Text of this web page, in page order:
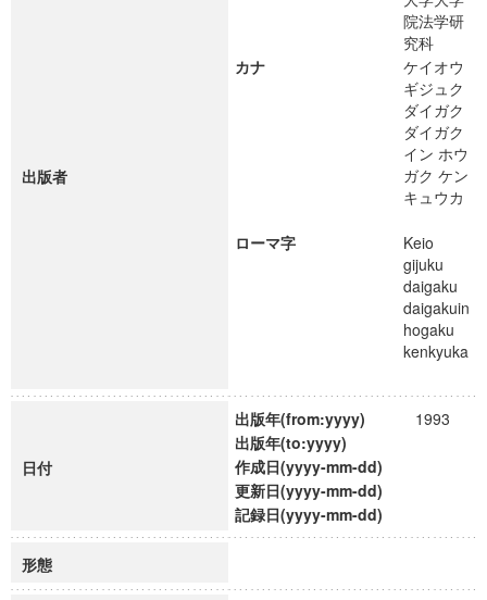
出版者
院法学研
究科
カナ
ケイオウ
ギジュク
ダイガク
ダイガク
イン ホウ
ガク ケン
キュウカ
ローマ字
Keio
gijuku
daigaku
daigakuin
hogaku
kenkyuka
日付
出版年(from:yyyy)
1993
出版年(to:yyyy)
作成日(yyyy-mm-dd)
更新日(yyyy-mm-dd)
記録日(yyyy-mm-dd)
形態